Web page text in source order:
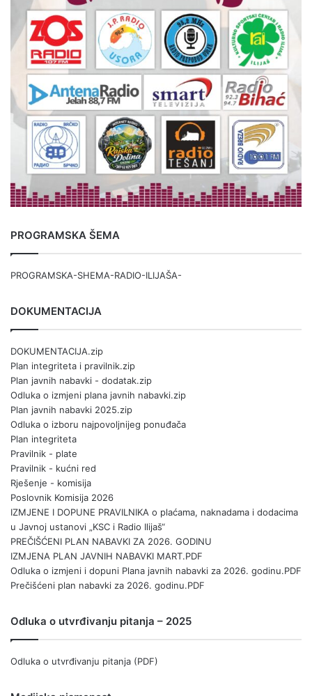
PROGRAMSKA ŠEMA
PROGRAMSKA-SHEMA-RADIO-ILIJAŠA-
DOKUMENTACIJA
DOKUMENTACIJA.zip
Plan integriteta i pravilnik.zip
Plan javnih nabavki - dodatak.zip
Odluka o izmjeni plana javnih nabavki.zip
Plan javnih nabavki 2025.zip
Odluka o izboru najpovoljnijeg ponuđača
Plan integriteta
Pravilnik - plate
Pravilnik - kućni red
Rješenje - komisija
Poslovnik Komisija 2026
IZMJENE I DOPUNE PRAVILNIKA o plaćama, naknadama i dodacima
u Javnoj ustanovi „KSC i Radio Ilijaš“
PREČIŠĆENI PLAN NABAVKI ZA 2026. GODINU
IZMJENA PLAN JAVNIH NABAVKI MART.PDF
Odluka o izmjeni i dopuni Plana javnih nabavki za 2026. godinu.PDF
Prečišćeni plan nabavki za 2026. godinu.PDF
Odluka o utvrđivanju pitanja – 2025
Odluka o utvrđivanju pitanja (PDF)